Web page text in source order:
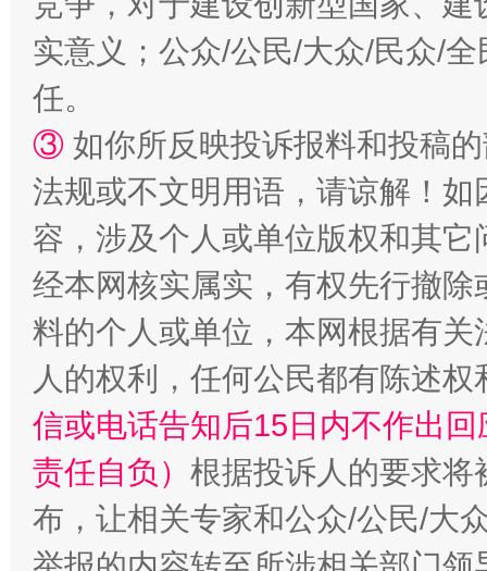
实意义；公众/公民/大众/民众/
任。
③ 如你所反映投诉报料和投稿
法规或不文明用语，请谅解！
容，涉及个人或单位版权和其它
经本网核实属实，有权先行撤
料的个人或单位，本网根据有
人的权利，任何公民都有陈述
信或电话告知后15日内不作出
责任自负） 根据投诉人的要求将
布，让相关专家和公众/公民/大